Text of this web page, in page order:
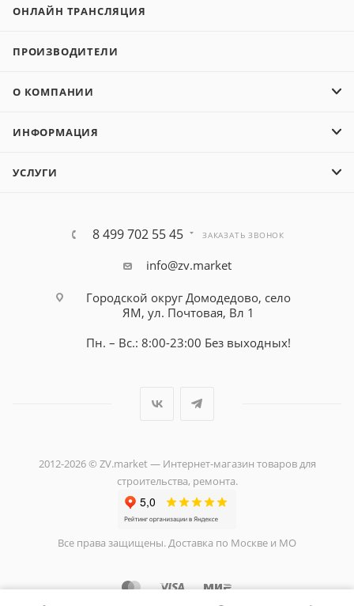
ОНЛАЙН ТРАНСЛЯЦИЯ
ПРОИЗВОДИТЕЛИ
О КОМПАНИИ
ИНФОРМАЦИЯ
УСЛУГИ
8 499 702 55 45 ЗАКАЗАТЬ ЗВОНОК
info@zv.market
Городской округ Домодедово, село
ЯМ, ул. Почтовая, Вл 1
Пн. – Вс.: 8:00-23:00 Без выходных!
2012-2026 © ZV.market — Интернет-магазин товаров для
строительства, ремонта.
Все права защищены. Доставка по Москве и МО